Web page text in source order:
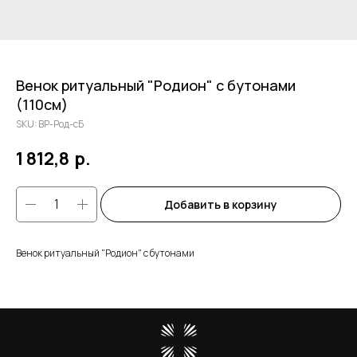
Венок ритуальный "Родион" с бутонами
(110см)
SKU: ВР-Род-сБ
1 812,8 р.
Добавить в корзину
Венок ритуальный "Родион" с бутонами